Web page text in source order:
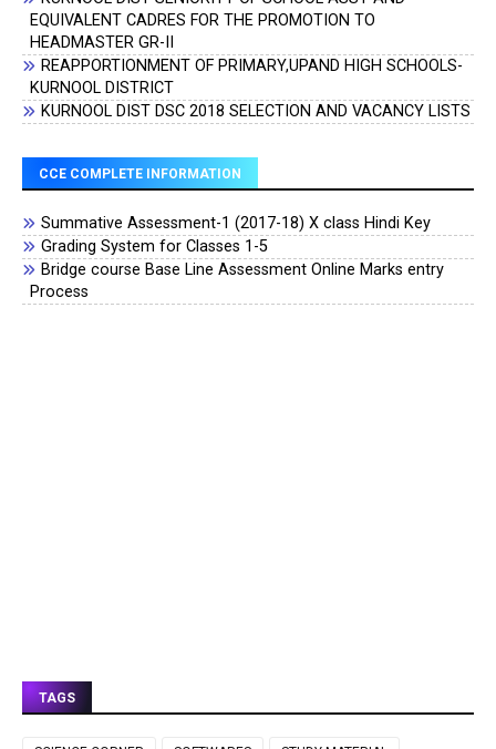
EQUIVALENT CADRES FOR THE PROMOTION TO
HEADMASTER GR-II
REAPPORTIONMENT OF PRIMARY,UPAND HIGH SCHOOLS-
KURNOOL DISTRICT
KURNOOL DIST DSC 2018 SELECTION AND VACANCY LISTS
CCE COMPLETE INFORMATION
Summative Assessment-1 (2017-18) X class Hindi Key
Grading System for Classes 1-5
Bridge course Base Line Assessment Online Marks entry
Process
TAGS